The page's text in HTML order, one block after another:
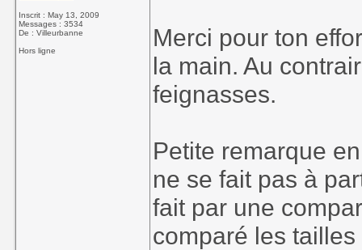
Inscrit : May 13, 2009
Messages : 3534
De : Villeurbanne
Hors ligne
Merci pour ton
la main. Au
feignasses.
Petite remarque
ne se fait pas à
fait par une
comparé les